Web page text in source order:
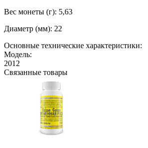
Вес монеты (г): 5,63
Диаметр (мм): 22
Основные технические характеристики:
Модель:
2012
Связанные товары